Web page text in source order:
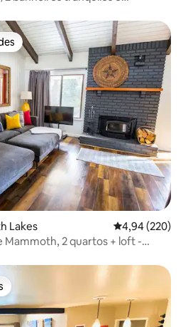
dos hóspedes
Lakes 4,94 de uma
4,94 (220)
Mammoth, 2 quartos + loft -